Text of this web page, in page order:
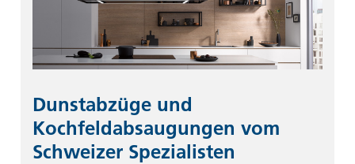
Dunstabzüge und
Kochfeldabsaugungen vom
Schweizer Spezialisten